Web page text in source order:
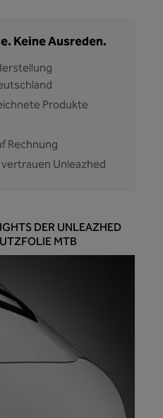
Keine Ausreden.
Produkte
Rechnung
Unleazhed
DER UNLEAZHED
MTB